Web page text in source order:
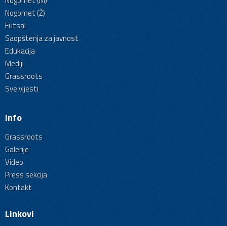
Nogomet (Ž)
Futsal
Saopštenja za javnost
Edukacija
Mediji
Grassroots
Sve vijesti
Info
Grassroots
Galerije
Video
Press sekcija
Kontakt
Linkovi